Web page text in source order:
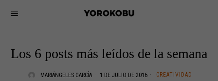
Los 6 posts más leídos de la semana
MARIÁNGELES GARCÍA 1 DE JULIO DE 2016
CREATIVIDAD